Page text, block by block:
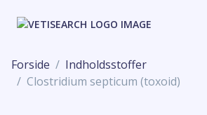
Forside
Indholdsstoffer
Clostridium septicum (toxoid)